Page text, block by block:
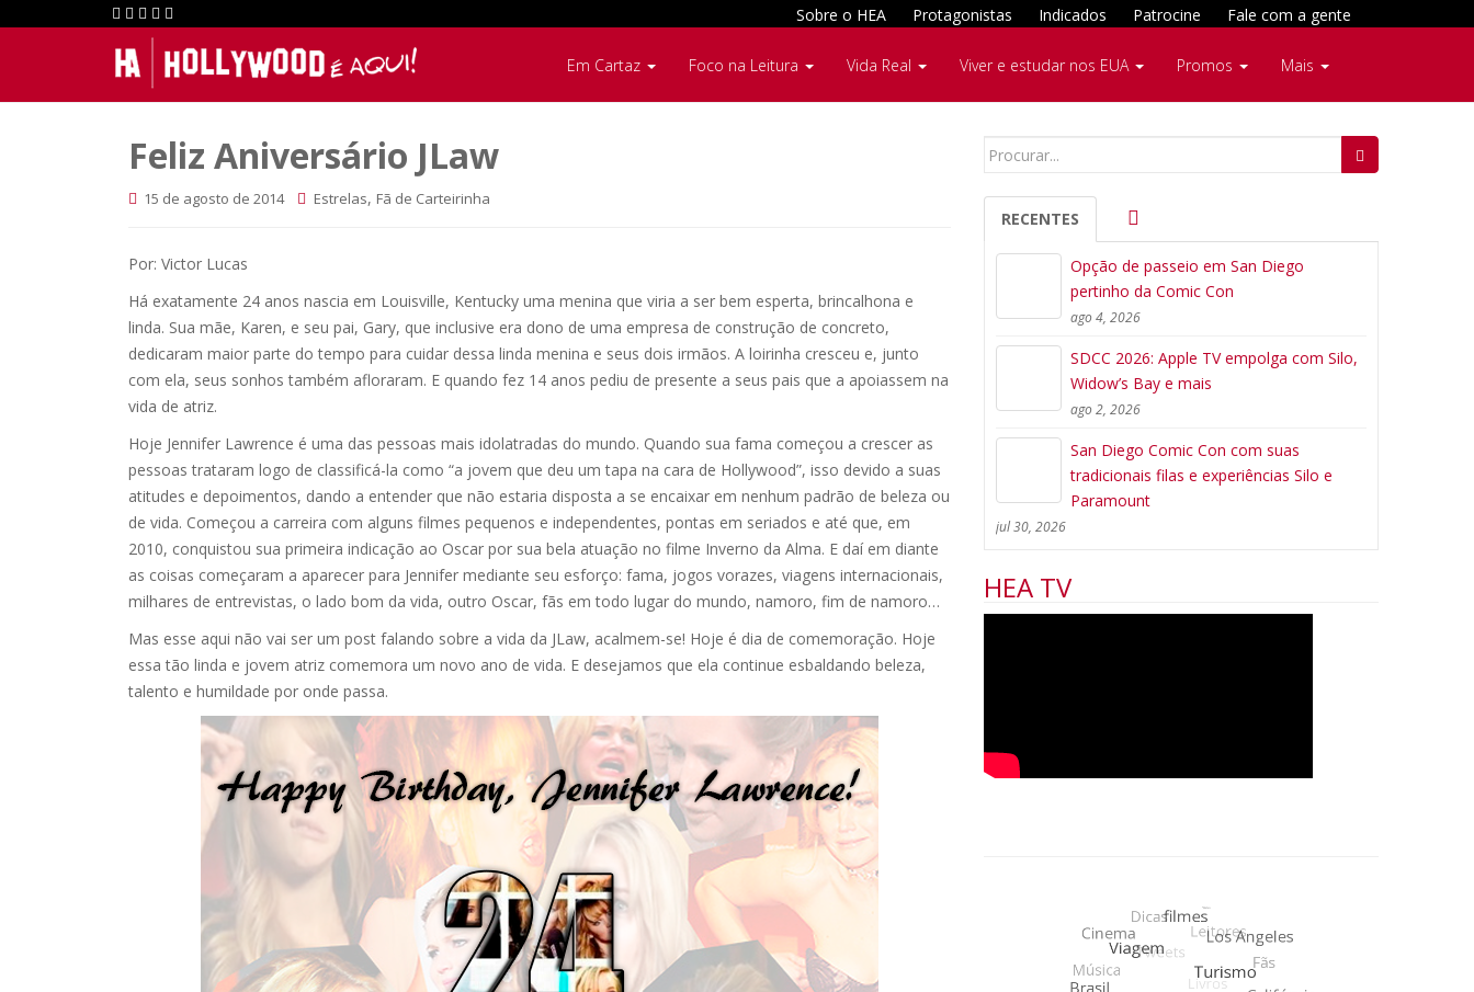
Sobre o HEA Protagonistas Indicados Patrocine Fale com a gente
Em Cartaz Foco na Leitura Vida Real Viver e estudar nos EUA Promos Mais
Feliz Aniversário JLaw
15 de agosto de 2014 Estrelas, Fã de Carteirinha
Por: Victor Lucas
Há exatamente 24 anos nascia em Louisville, Kentucky uma menina que viria a ser bem esperta, brincalhona e
linda. Sua mãe, Karen, e seu pai, Gary, que inclusive era dono de uma empresa de construção de concreto,
dedicaram maior parte do tempo para cuidar dessa linda menina e seus dois irmãos. A loirinha cresceu e, junto
com ela, seus sonhos também afloraram. E quando fez 14 anos pediu de presente a seus pais que a apoiassem na
vida de atriz.
Hoje Jennifer Lawrence é uma das pessoas mais idolatradas do mundo. Quando sua fama começou a crescer as
pessoas trataram logo de classificá-la como “a jovem que deu um tapa na cara de Hollywood”, isso devido a suas
atitudes e depoimentos, dando a entender que não estaria disposta a se encaixar em nenhum padrão de beleza ou
de vida. Começou a carreira com alguns filmes pequenos e independentes, pontas em seriados e até que, em
2010, conquistou sua primeira indicação ao Oscar por sua bela atuação no filme Inverno da Alma. E daí em diante
as coisas começaram a aparecer para Jennifer mediante seu esforço: fama, jogos vorazes, viagens internacionais,
milhares de entrevistas, o lado bom da vida, outro Oscar, fãs em todo lugar do mundo, namoro, fim de namoro…
Mas esse aqui não vai ser um post falando sobre a vida da JLaw, acalmem-se! Hoje é dia de comemoração. Hoje
essa tão linda e jovem atriz comemora um novo ano de vida. E desejamos que ela continue esbaldando beleza,
talento e humildade por onde passa.
Search
RECENTES
Opção de passeio em San Diego
pertinho da Comic Con
ago 4, 2026
SDCC 2026: Apple TV empolga com Silo,
Widow’s Bay e mais
ago 2, 2026
San Diego Comic Con com suas
tradicionais filas e experiências Silo e
Paramount
jul 30, 2026
HEA TV